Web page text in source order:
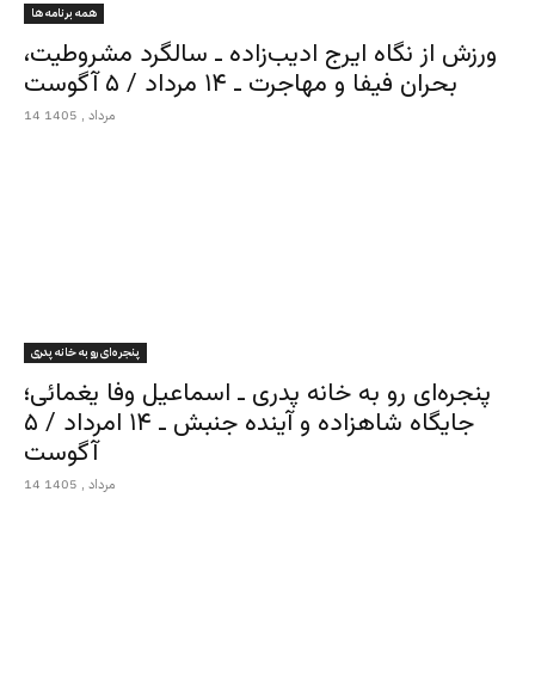
همه برنامه ها
ورزش از نگاه ایرج ادیب‌زاده ـ سالگرد مشروطیت،
بحران فیفا و مهاجرت ـ ۱۴ مرداد / ۵ آگوست
14 مرداد , 1405
پنجره‌ای رو به خانه پدری
پنجره‌ای رو به خانه پدری ـ اسماعیل وفا یغمائی؛
جایگاه شاهزاده و آینده جنبش ـ ۱۴ امرداد / ۵
آگوست
14 مرداد , 1405